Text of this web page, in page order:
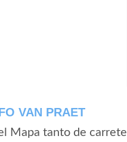
VAN PRAET
Mapa tanto de